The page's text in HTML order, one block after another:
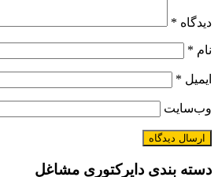
دیدگاه *
نام *
ایمیل *
وب‌سایت
دسته بندی دایرکتوری مشاغل